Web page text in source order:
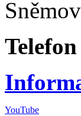
YouTube